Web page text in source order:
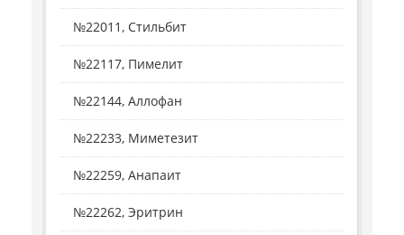
№22011, Стильбит
№22117, Пимелит
№22144, Аллофан
№22233, Миметезит
№22259, Анапаит
№22262, Эритрин